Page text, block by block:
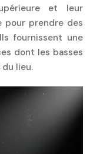
et leur
pour prendre des
fournissent une
dont les basses
lieu.